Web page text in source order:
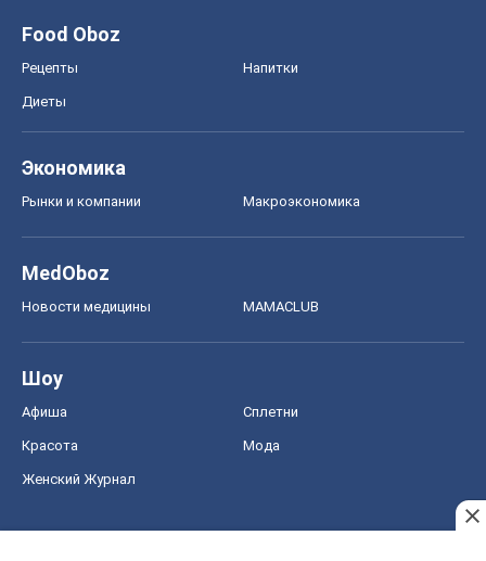
Food Oboz
Рецепты Напитки
Диеты
Экономика
Рынки и компании Mакроэкономика
MedOboz
Новости медицины MAMACLUB
Шоу
Афиша Сплетни
Красота Мода
Женский Журнал